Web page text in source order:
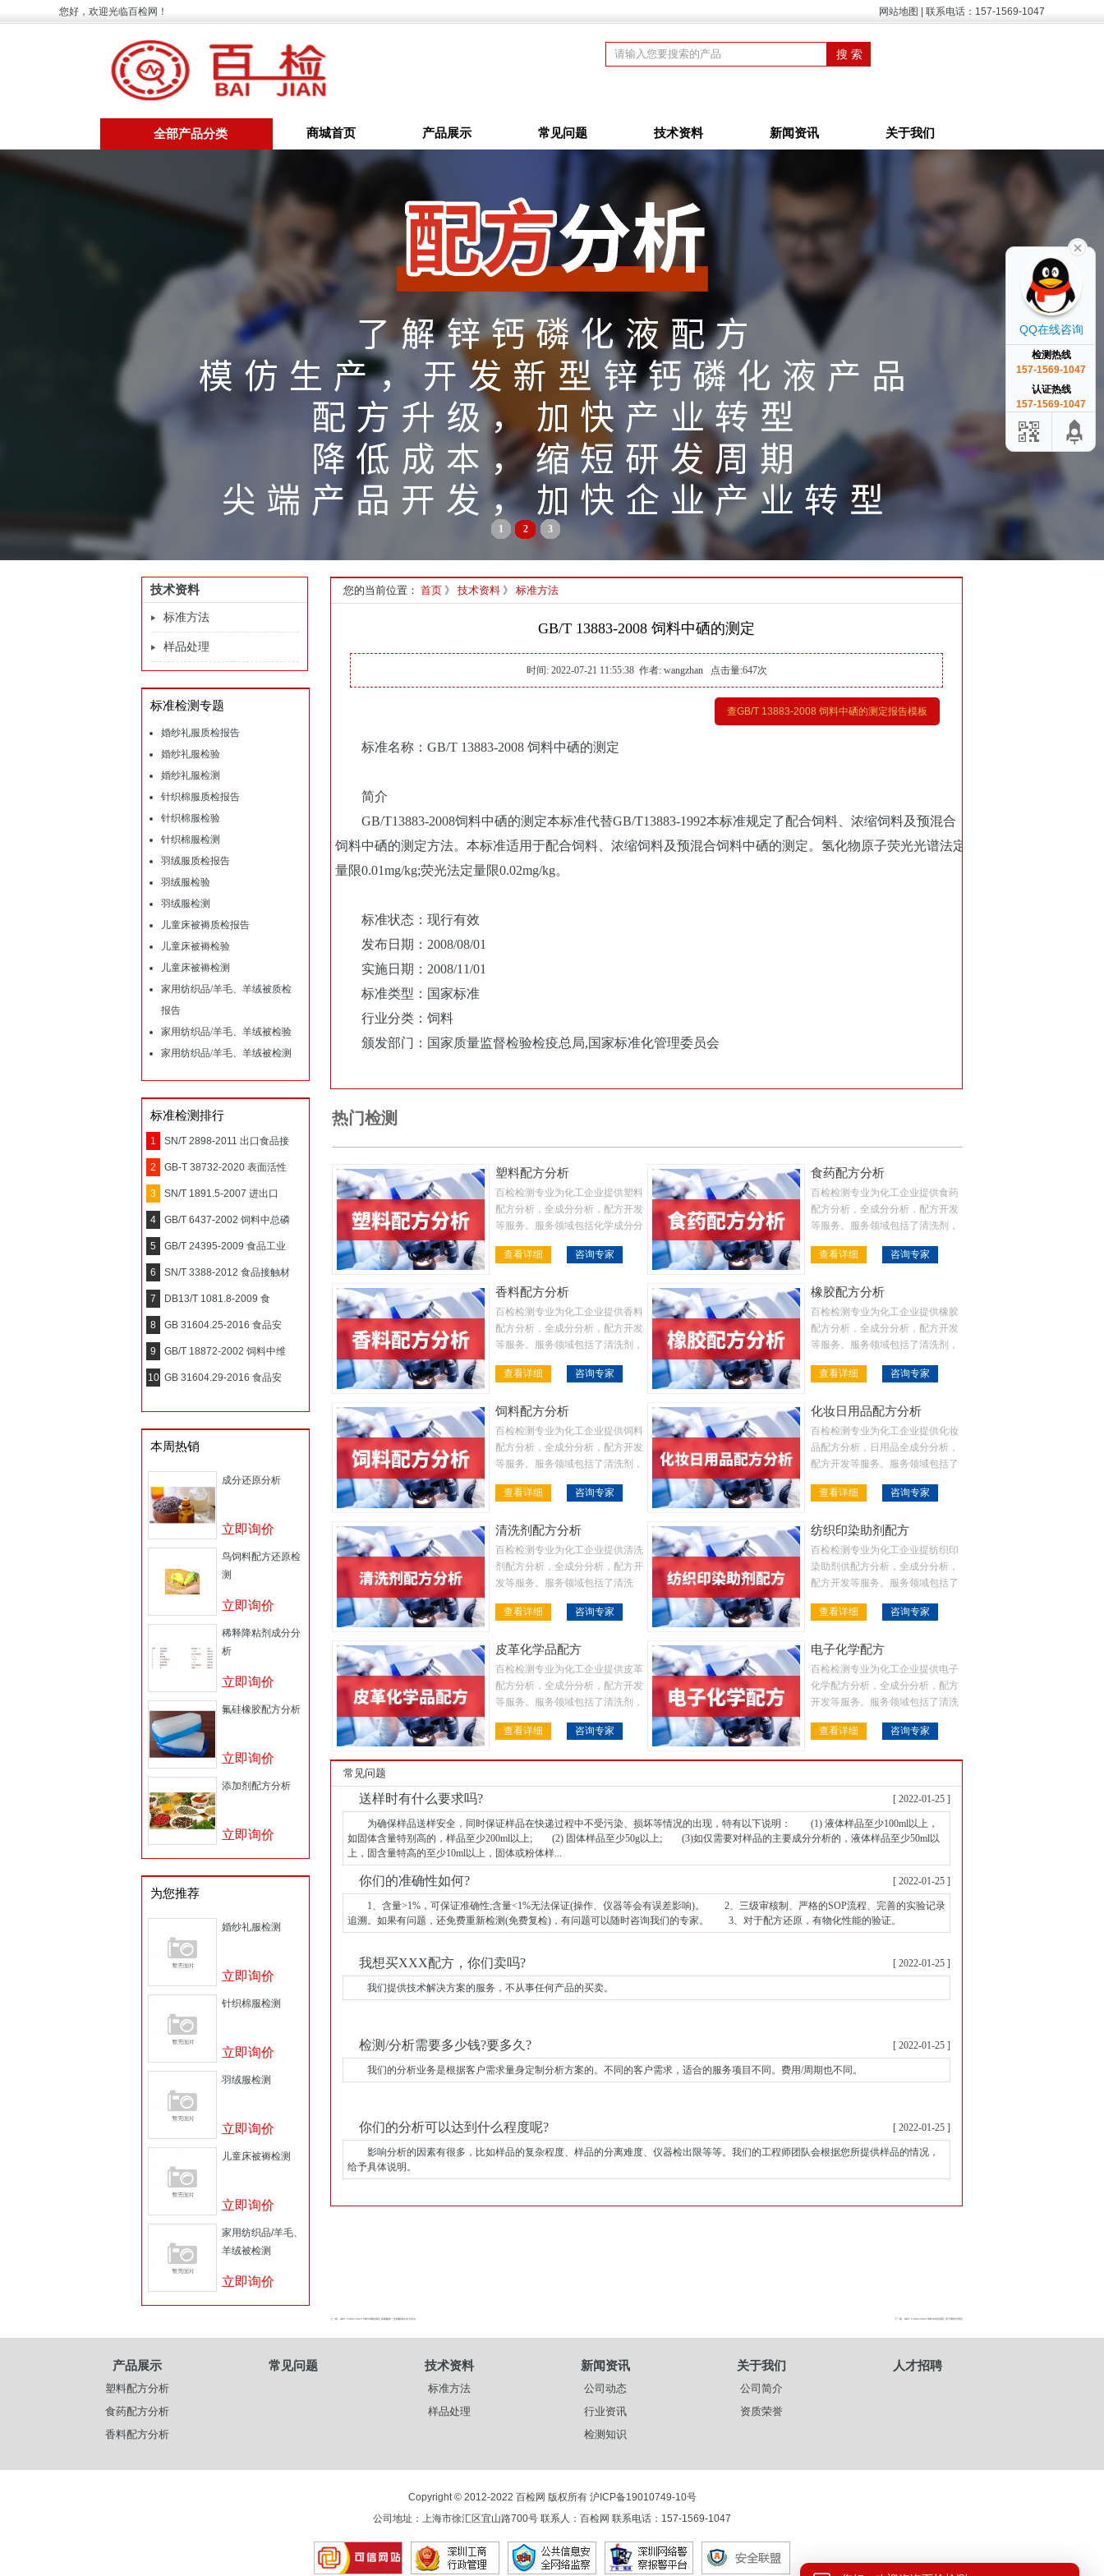
您好，欢迎光临百检网！ 网站地图 联系电话：157-1569-1047
全部产品分类 商城首页 产品展示 常见问题 技术资料 新闻资讯 关于我们
1 2 3
技术资料
标准方法
样品处理
标准检测专题
婚纱礼服质检报告
婚纱礼服检验
婚纱礼服检测
针织棉服质检报告
针织棉服检验
针织棉服检测
羽绒服质检报告
羽绒服检验
羽绒服检测
儿童床被褥质检报告
儿童床被褥检验
儿童床被褥检测
家用纺织品/羊毛、羊绒被质检
报告
家用纺织品/羊毛、羊绒被检验
家用纺织品/羊毛、羊绒被检测
标准检测排行
1 SN/T 2898-2011 出口食品接
2 GB-T 38732-2020 表面活性
3 SN/T 1891.5-2007 进出口
4 GB/T 6437-2002 饲料中总磷
5 GB/T 24395-2009 食品工业
6 SN/T 3388-2012 食品接触材
7 DB13/T 1081.8-2009 食
8 GB 31604.25-2016 食品安
9 GB/T 18872-2002 饲料中维
10 GB 31604.29-2016 食品安
本周热销
成分还原分析
立即询价
鸟饲料配方还原检
测
立即询价
稀释降粘剂成分分
析
立即询价
氟硅橡胶配方分析
立即询价
添加剂配方分析
立即询价
为您推荐
婚纱礼服检测
立即询价
针织棉服检测
立即询价
羽绒服检测
立即询价
儿童床被褥检测
立即询价
家用纺织品/羊毛、
羊绒被检测
立即询价
您的当前位置： 首页 》 技术资料 》 标准方法
GB/T 13883-2008 饲料中硒的测定
时间: 2022-07-21 11:55:38 作者: wangzhan 点击量:647次
查GB/T 13883-2008 饲料中硒的测定报告模板
标准名称：GB/T 13883-2008 饲料中硒的测定
简介
GB/T13883-2008饲料中硒的测定本标准代替GB/T13883-1992本标准规定了配合饲料、浓缩饲料及预混合
饲料中硒的测定方法。本标准适用于配合饲料、浓缩饲料及预混合饲料中硒的测定。氢化物原子荧光光谱法定
量限0.01mg/kg;荧光法定量限0.02mg/kg。
标准状态：现行有效
发布日期：2008/08/01
实施日期：2008/11/01
标准类型：国家标准
行业分类：饲料
颁发部门：国家质量监督检验检疫总局,国家标准化管理委员会
热门检测
塑料配方分析
百检检测专业为化工企业提供塑料
配方分析，全成分分析，配方开发
等服务。服务领域包括化学成分分
性、透明度、粘度、硬度等.
查看详细 咨询专家
食药配方分析
百检检测专业为化工企业提供食药
配方分析，全成分分析，配方开发
等服务。服务领域包括了清洗剂，
料，橡胶，涂料等等
查看详细 咨询专家
香料配方分析
百检检测专业为化工企业提供香料
配方分析，全成分分析，配方开发
等服务。服务领域包括了清洗剂，
料，橡胶，涂料等等
查看详细 咨询专家
橡胶配方分析
百检检测专业为化工企业提供橡胶
配方分析，全成分分析，配方开发
等服务。服务领域包括了清洗剂，
料，橡胶，涂料等等
查看详细 咨询专家
饲料配方分析
百检检测专业为化工企业提供饲料
配方分析，全成分分析，配方开发
等服务。服务领域包括了清洗剂，
料，橡胶，涂料等等
查看详细 咨询专家
化妆日用品配方分析
百检检测专业为化工企业提供化妆
品配方分析，日用品全成分分析，
配方开发等服务。服务领域包括了
工液，塑料，橡胶，涂料等等
查看详细 咨询专家
清洗剂配方分析
百检检测专业为化工企业提供清洗
剂配方分析，全成分分析，配方开
发等服务。服务领域包括了清洗
液，塑料，橡胶，涂料等等
查看详细 咨询专家
纺织印染助剂配方
百检检测专业为化工企业提纺织印
染助剂供配方分析，全成分分析，
配方开发等服务。服务领域包括了
工液，塑料，橡胶，涂料等等
查看详细 咨询专家
皮革化学品配方
百检检测专业为化工企业提供皮革
配方分析，全成分分析，配方开发
等服务。服务领域包括了清洗剂，
料，橡胶，涂料等等
查看详细 咨询专家
电子化学配方
百检检测专业为化工企业提供电子
化学配方分析，全成分分析，配方
开发等服务。服务领域包括了清洗
液，塑料，橡胶，涂料等等
查看详细 咨询专家
常见问题
送样时有什么要求吗? [ 2022-01-25 ]
为确保样品送样安全，同时保证样品在快递过程中不受污染、损坏等情况的出现，特有以下说明： (1) 液体样品至少100ml以上，
如固体含量特别高的，样品至少200ml以上; (2) 固体样品至少50g以上; (3)如仅需要对样品的主要成分分析的，液体样品至少50ml以
上，固含量特高的至少10ml以上，固体或粉体样...
你们的准确性如何? [ 2022-01-25 ]
1、含量>1%，可保证准确性;含量<1%无法保证(操作、仪器等会有误差影响)。 2、三级审核制、严格的SOP流程、完善的实验记录
追溯。如果有问题，还免费重新检测(免费复检)，有问题可以随时咨询我们的专家。 3、对于配方还原，有物化性能的验证。
我想买XXX配方，你们卖吗? [ 2022-01-25 ]
我们提供技术解决方案的服务，不从事任何产品的买卖。
检测/分析需要多少钱?要多久? [ 2022-01-25 ]
我们的分析业务是根据客户需求量身定制分析方案的。不同的客户需求，适合的服务项目不同。费用/周期也不同。
你们的分析可以达到什么程度呢? [ 2022-01-25 ]
影响分析的因素有很多，比如样品的复杂程度、样品的分离难度、仪器检出限等等。我们的工程师团队会根据您所提供样品的情况，
给予具体说明。
上一篇 : GB/T 13882-2010 饲料中碘的测定 硫氰酸铁一亚硝酸催化动力学法 下一篇 : GB/T 13884-2003 饲料中钴的测定 原子吸收光谱法
产品展示
塑料配方分析
食药配方分析
香料配方分析
常见问题 技术资料
标准方法
样品处理
新闻资讯
公司动态
行业资讯
检测知识
关于我们
公司简介
资质荣誉
人才招聘
Copyright © 2012-2022 百检网 版权所有 沪ICP备19010749-10号
公司地址：上海市徐汇区宜山路700号 联系人：百检网 联系电话：157-1569-1047
QQ在线咨询
检测热线
157-1569-1047
认证热线
157-1569-1047